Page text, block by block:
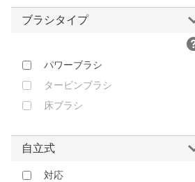
ブラシタイプ
パワーブラシ
タービンブラシ
床ブラシ
自立式
対応